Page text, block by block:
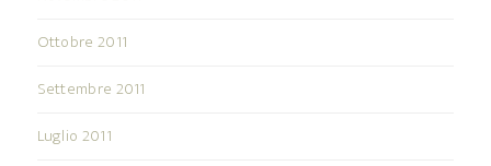
Ottobre 2011
Settembre 2011
Luglio 2011